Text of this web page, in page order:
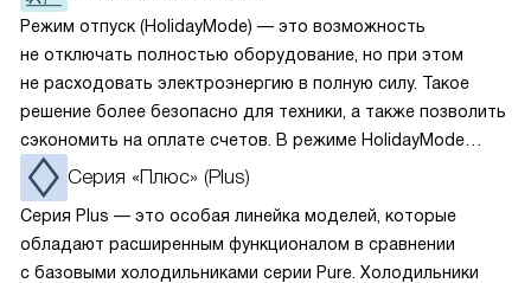
Режим отпуск (HolidayMode) — это возможность
не отключать полностью оборудование, но при этом
не расходовать электроэнергию в полную силу. Такое
решение более безопасно для техники, а также позволить
сэкономить на оплате счетов. В режиме HolidayMode
вентилятор и суперохлаждение не работают, а в камере
устанавливается температура в районе +15 градусов. Это
позволяет сохранить продукты на определённое время
и избежать появление неприятных запахов.
Cерия «Плюс» (Plus)
Серия Plus — это особая линейка моделей, которые
обладают расширенным функционалом в сравнении
с базовыми холодильниками серии Pure. Холодильники